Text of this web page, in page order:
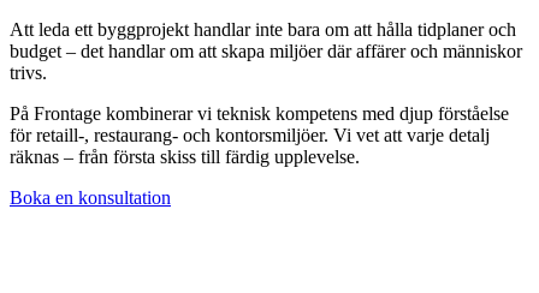
Att leda ett byggprojekt handlar inte bara om att hålla tidplaner och
budget – det handlar om att skapa miljöer där affärer och människor
trivs.
På Frontage kombinerar vi teknisk kompetens med djup förståelse
för retaill-, restaurang- och kontorsmiljöer. Vi vet att varje detalj
räknas – från första skiss till färdig upplevelse.
Boka en konsultation